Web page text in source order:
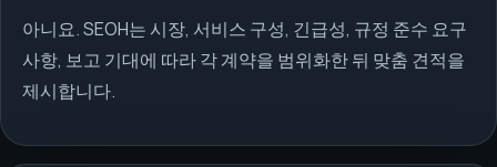
아니요. SEOH는 시장, 서비스 구성, 긴급성, 규정 준수 요구
사항, 보고 기대에 따라 각 계약을 범위화한 뒤 맞춤 견적을
제시합니다.